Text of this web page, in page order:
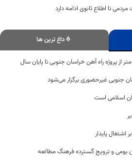
تا اطلاع ثانوی ادامه دارد
داغ ترین ها
جنوبی غیرحضوری برگزار می‌شود
اسلامی است
اشتغال پایدار
بومی و ترویج گسترده فرهنگ مطالعه